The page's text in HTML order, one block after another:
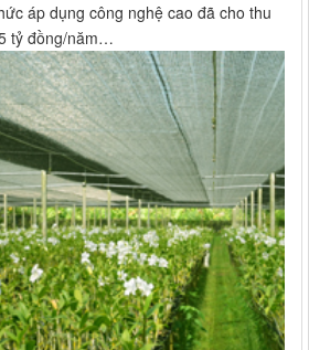
áp dụng công nghệ cao đã cho thu
tỷ đồng/năm…